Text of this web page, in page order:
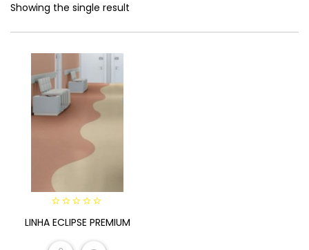
Showing the single result
out
5
LINHA ECLIPSE PREMIUM